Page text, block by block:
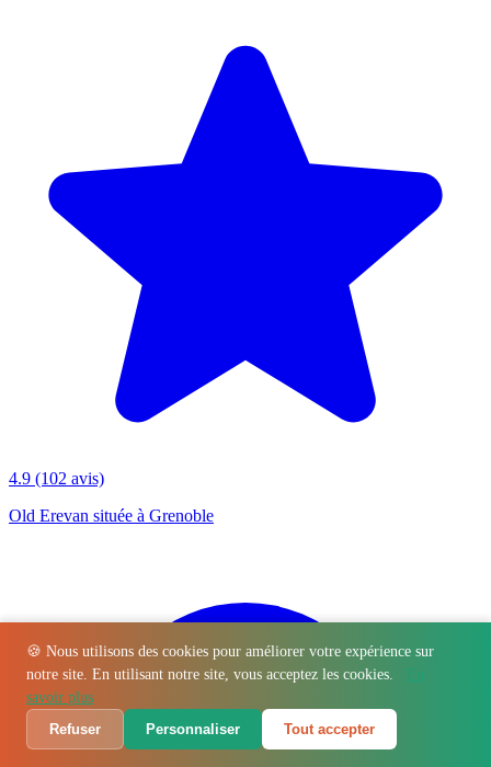
🍪 Nous utilisons des cookies pour améliorer votre expérience sur
notre site. En utilisant notre site, vous acceptez les cookies.
En
savoir plus
Refuser
Personnaliser Tout accepter
4.9 (102 avis)
Old Erevan située à Grenoble